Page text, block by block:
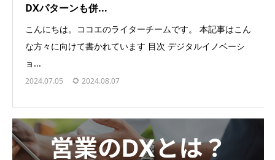
DXパターンも併...
こんにちは。ココエのライターチームです。 本記事はこん
な方々に向けて書かれています 目次 デジタルイノベーシ
ョ...
2024.07.05 2024.08.07